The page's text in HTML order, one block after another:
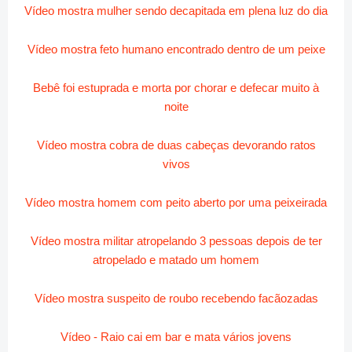
Vídeo mostra mulher sendo decapitada em plena luz do dia
Vídeo mostra feto humano encontrado dentro de um peixe
Bebê foi estuprada e morta por chorar e defecar muito à
noite
Vídeo mostra cobra de duas cabeças devorando ratos
vivos
Vídeo mostra homem com peito aberto por uma peixeirada
Vídeo mostra militar atropelando 3 pessoas depois de ter
atropelado e matado um homem
Vídeo mostra suspeito de roubo recebendo facãozadas
Vídeo - Raio cai em bar e mata vários jovens